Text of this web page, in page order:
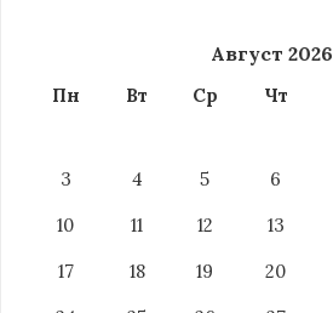
Август 2026
Пн Вт Ср Чт
3
4 5 6
10
11 12 13
17
18 19 20